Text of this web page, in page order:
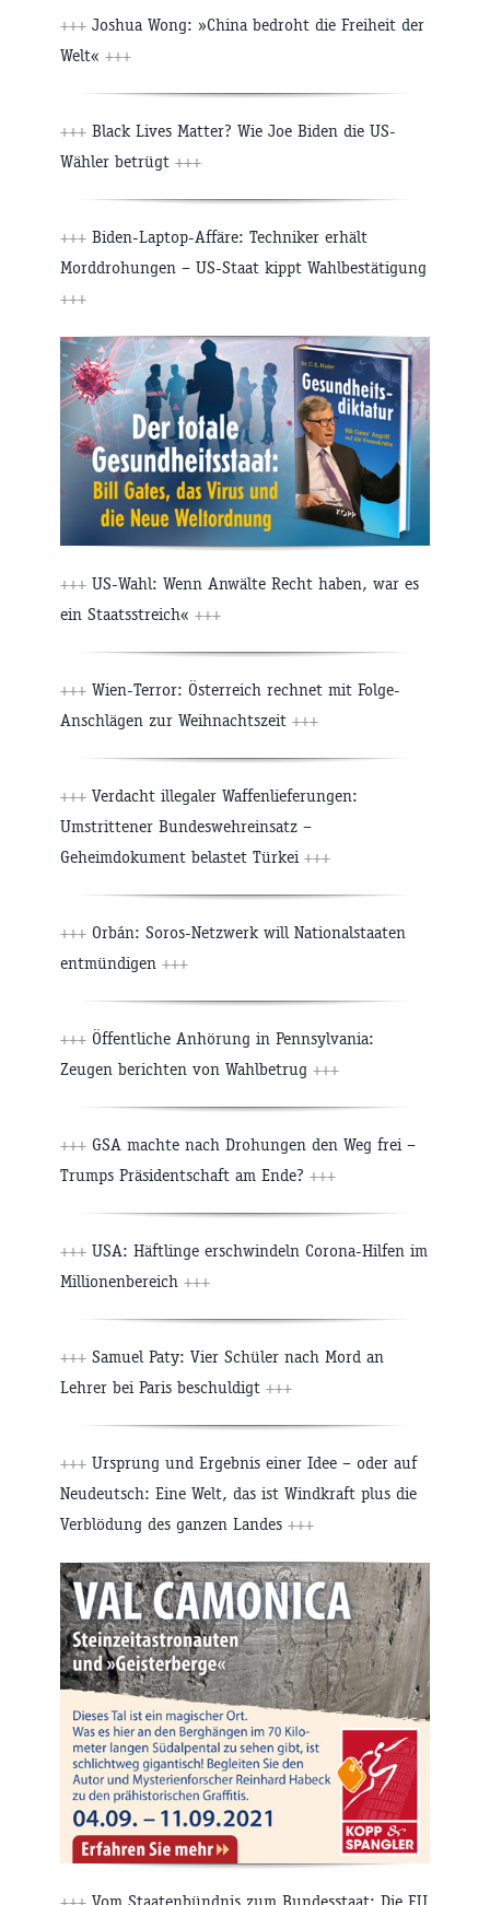
+++ Joshua Wong: »China bedroht die Freiheit der
Welt« +++
+++ Black Lives Matter? Wie Joe Biden die US-
Wähler betrügt +++
+++ Biden-Laptop-Affäre: Techniker erhält
Morddrohungen – US-Staat kippt Wahlbestätigung
+++
+++ US-Wahl: Wenn Anwälte Recht haben, war es
ein Staatsstreich« +++
+++ Wien-Terror: Österreich rechnet mit Folge-
Anschlägen zur Weihnachtszeit +++
+++ Verdacht illegaler Waffenlieferungen:
Umstrittener Bundeswehreinsatz –
Geheimdokument belastet Türkei +++
+++ Orbán: Soros-Netzwerk will Nationalstaaten
entmündigen +++
+++ Öffentliche Anhörung in Pennsylvania:
Zeugen berichten von Wahlbetrug +++
+++ GSA machte nach Drohungen den Weg frei –
Trumps Präsidentschaft am Ende? +++
+++ USA: Häftlinge erschwindeln Corona-Hilfen im
Millionenbereich +++
+++ Samuel Paty: Vier Schüler nach Mord an
Lehrer bei Paris beschuldigt +++
+++ Ursprung und Ergebnis einer Idee – oder auf
Neudeutsch: Eine Welt, das ist Windkraft plus die
Verblödung des ganzen Landes +++